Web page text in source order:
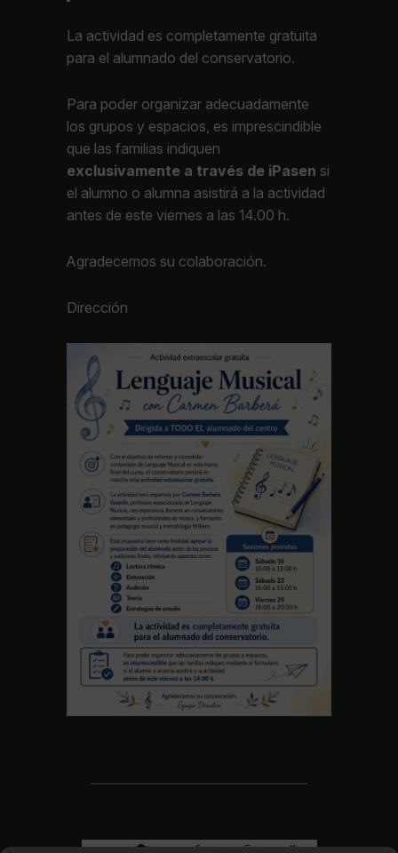
La actividad es completamente gratuita
para el alumnado del conservatorio.
Para poder organizar adecuadamente
los grupos y espacios, es imprescindible
que las familias indiquen
exclusivamente a través de iPasen si
el alumno o alumna asistirá a la actividad
antes de este viernes a las 14.00 h.
Agradecemos su colaboración.
Dirección